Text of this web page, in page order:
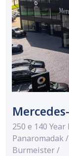
250 e 140
Panaromadak
Burmeister /